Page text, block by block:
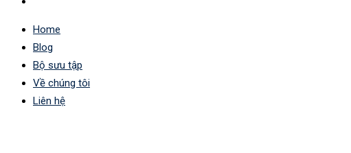
Home
Blog
Bộ sưu tập
Về chúng tôi
Liên hệ